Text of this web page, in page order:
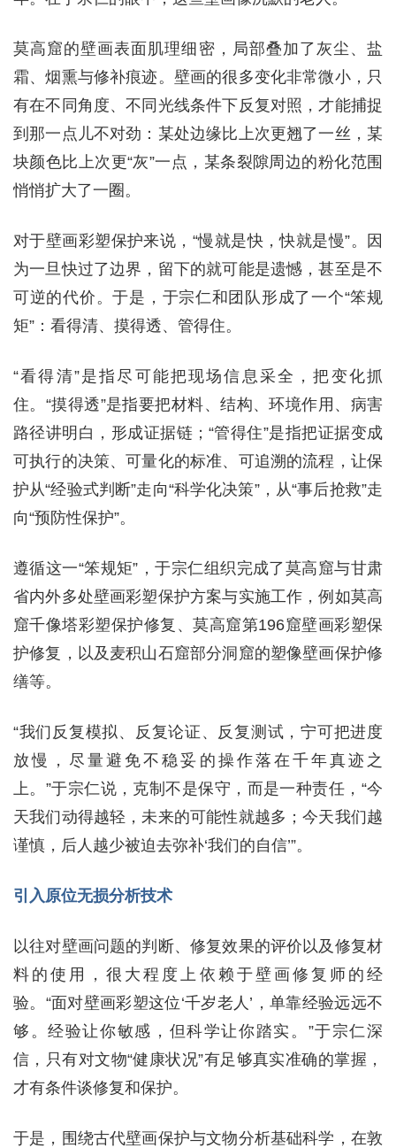
莫高窟的壁画表面肌理细密，局部叠加了灰尘、盐
霜、烟熏与修补痕迹。壁画的很多变化非常微小，只
有在不同角度、不同光线条件下反复对照，才能捕捉
到那一点儿不对劲：某处边缘比上次更翘了一丝，某
块颜色比上次更“灰”一点，某条裂隙周边的粉化范围
悄悄扩大了一圈。
对于壁画彩塑保护来说，“慢就是快，快就是慢”。因
为一旦快过了边界，留下的就可能是遗憾，甚至是不
可逆的代价。于是，于宗仁和团队形成了一个“笨规
矩”：看得清、摸得透、管得住。
“看得清”是指尽可能把现场信息采全，把变化抓
住。“摸得透”是指要把材料、结构、环境作用、病害
路径讲明白，形成证据链；“管得住”是指把证据变成
可执行的决策、可量化的标准、可追溯的流程，让保
护从“经验式判断”走向“科学化决策”，从“事后抢救”走
向“预防性保护”。
遵循这一“笨规矩”，于宗仁组织完成了莫高窟与甘肃
省内外多处壁画彩塑保护方案与实施工作，例如莫高
窟千像塔彩塑保护修复、莫高窟第196窟壁画彩塑保
护修复，以及麦积山石窟部分洞窟的塑像壁画保护修
缮等。
“我们反复模拟、反复论证、反复测试，宁可把进度
放慢，尽量避免不稳妥的操作落在千年真迹之
上。”于宗仁说，克制不是保守，而是一种责任，“今
天我们动得越轻，未来的可能性就越多；今天我们越
谨慎，后人越少被迫去弥补‘我们的自信’”。
引入原位无损分析技术
以往对壁画问题的判断、修复效果的评价以及修复材
料的使用，很大程度上依赖于壁画修复师的经
验。“面对壁画彩塑这位‘千岁老人’，单靠经验远远不
够。经验让你敏感，但科学让你踏实。”于宗仁深
信，只有对文物“健康状况”有足够真实准确的掌握，
才有条件谈修复和保护。
于是，围绕古代壁画保护与文物分析基础科学，在敦